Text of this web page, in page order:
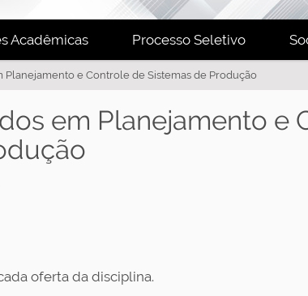
Acadêmicas Processo Seletivo
Planejamento e Controle de Sistemas de Produção
em Planejamento e
oferta da disciplina.